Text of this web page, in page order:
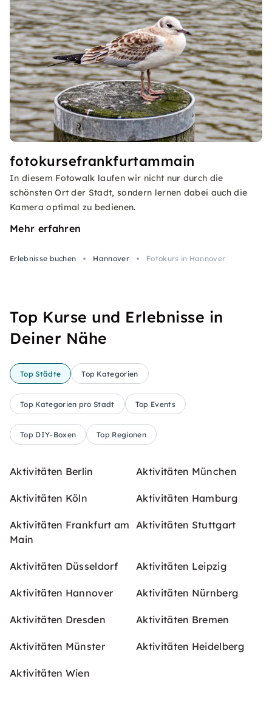
fotokursefrankfurtammain
In diesem Fotowalk laufen wir nicht nur durch die
schönsten Ort der Stadt, sondern lernen dabei auch die
Kamera optimal zu bedienen.
Mehr erfahren
Erlebnisse buchen Hannover Fotokurs in Hannover
Top Kurse und Erlebnisse in
Deiner Nähe
Top Städte Top Kategorien
Top Kategorien pro Stadt Top Events
Top DIY-Boxen Top Regionen
Aktivitäten Berlin Aktivitäten München
Aktivitäten Köln Aktivitäten Hamburg
Aktivitäten Frankfurt am
Main
Aktivitäten Stuttgart
Aktivitäten Düsseldorf Aktivitäten Leipzig
Aktivitäten Hannover Aktivitäten Nürnberg
Aktivitäten Dresden Aktivitäten Bremen
Aktivitäten Münster Aktivitäten Heidelberg
Aktivitäten Wien